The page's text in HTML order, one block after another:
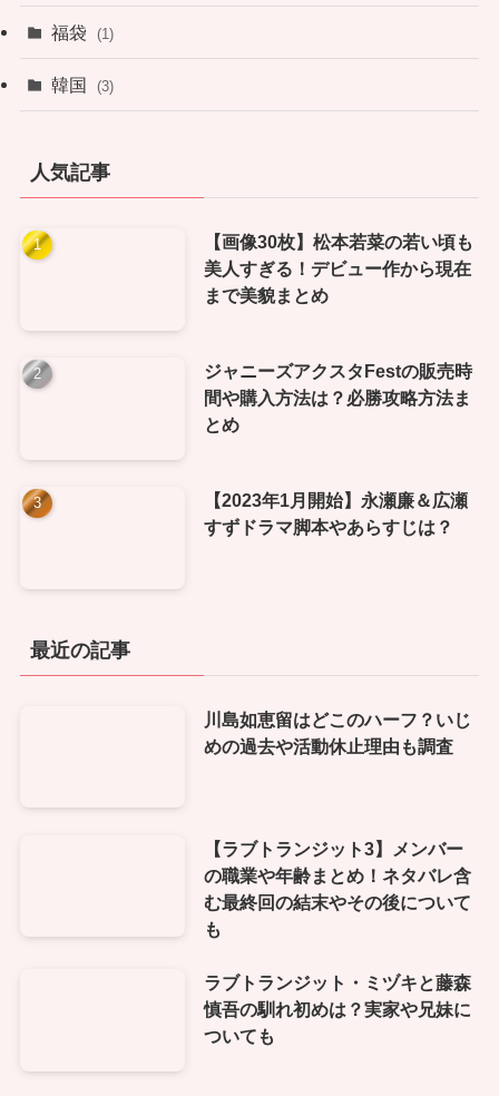
福袋 (1)
韓国 (3)
人気記事
【画像30枚】松本若菜の若い頃も
美人すぎる！デビュー作から現在
まで美貌まとめ
ジャニーズアクスタFestの販売時
間や購入方法は？必勝攻略方法ま
とめ
【2023年1月開始】永瀬廉＆広瀬
すずドラマ脚本やあらすじは？
最近の記事
川島如恵留はどこのハーフ？いじ
めの過去や活動休止理由も調査
【ラブトランジット3】メンバー
の職業や年齢まとめ！ネタバレ含
む最終回の結末やその後について
も
ラブトランジット・ミヅキと藤森
慎吾の馴れ初めは？実家や兄妹に
ついても